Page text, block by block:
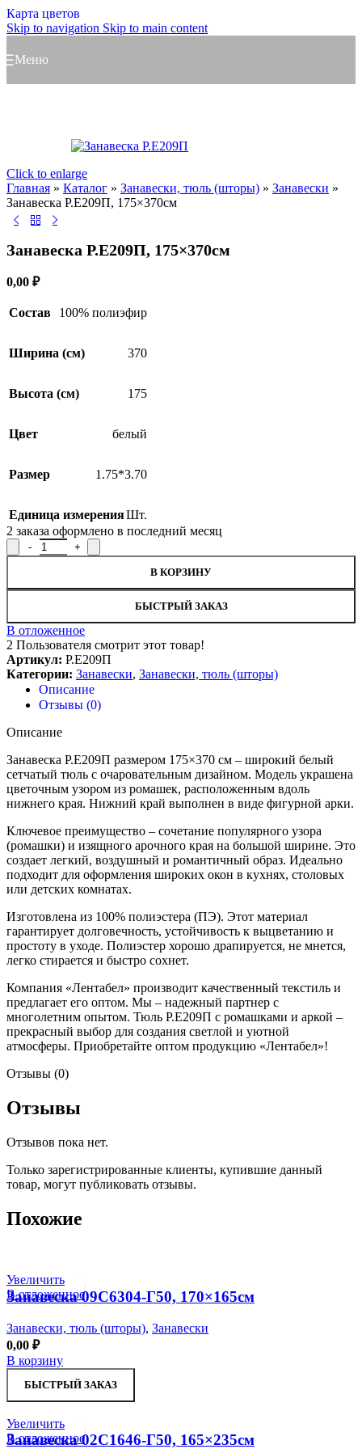
Карта цветов
Skip to navigation Skip to main content
Меню
Click to enlarge
Главная » Каталог » Занавески, тюль (шторы) » Занавески »
Занавеска Р.Е209П, 175×370см
Занавеска Р.Е209П, 175×370см
0,00 ₽
Состав 100% полиэфир
Ширина (см) 370
Высота (см) 175
Цвет белый
Размер 1.75*3.70
Единица измеренияШт.
2 заказа оформлено в последний месяц
Количество товара Занавеска Р.Е209П, 175x370см
В КОРЗИНУ
БЫСТРЫЙ ЗАКАЗ
В отложенное
2 Пользователя смотрит этот товар!
Артикул: Р.Е209П
Категории: Занавески, Занавески, тюль (шторы)
Описание
Отзывы (0)
Описание
Занавеска Р.Е209П размером 175×370 см – широкий белый
сетчатый тюль с очаровательным дизайном. Модель украшена
цветочным узором из ромашек, расположенным вдоль
нижнего края. Нижний край выполнен в виде фигурной арки.
Ключевое преимущество – сочетание популярного узора
(ромашки) и изящного арочного края на большой ширине. Это
создает легкий, воздушный и романтичный образ. Идеально
подходит для оформления широких окон в кухнях, столовых
или детских комнатах.
Изготовлена из 100% полиэстера (ПЭ). Этот материал
гарантирует долговечность, устойчивость к выцветанию и
простоту в уходе. Полиэстер хорошо драпируется, не мнется,
легко стирается и быстро сохнет.
Компания «Лентабел» производит качественный текстиль и
предлагает его оптом. Мы – надежный партнер с
многолетним опытом. Тюль Р.Е209П с ромашками и аркой –
прекрасный выбор для создания светлой и уютной
атмосферы. Приобретайте оптом продукцию «Лентабел»!
Отзывы (0)
Отзывы
Отзывов пока нет.
Только зарегистрированные клиенты, купившие данный
товар, могут публиковать отзывы.
Похожие
Увеличить
В отложенное
Занавеска 09С6304-Г50, 170×165см
Занавески, тюль (шторы), Занавески
0,00 ₽
В корзину
БЫСТРЫЙ ЗАКАЗ
Увеличить
В отложенное
Занавеска 02С1646-Г50, 165×235см